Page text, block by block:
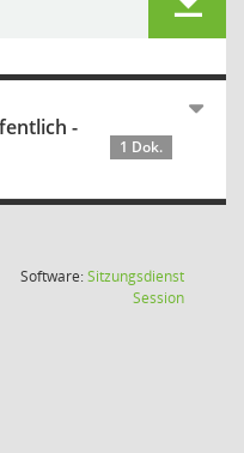
-
1 Dok.
Software:Sitzungsdienst
Session(Wird in